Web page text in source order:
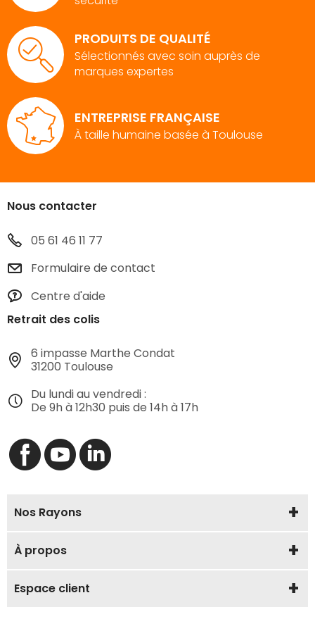
PRODUITS DE QUALITÉ
Sélectionnés avec soin auprès de
marques expertes
ENTREPRISE FRANÇAISE
À taille humaine basée à Toulouse
Nous contacter
05 61 46 11 77
Formulaire de contact
Centre d'aide
Retrait des colis
6 impasse Marthe Condat
31200 Toulouse
Du lundi au vendredi :
De 9h à 12h30 puis de 14h à 17h
Nos Rayons
À propos
Espace client